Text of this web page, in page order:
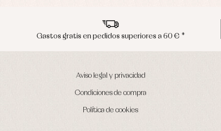
superiores a 60 € * Envíos en
Aviso legal y privacidad
Condiciones de compra
Política de cookies